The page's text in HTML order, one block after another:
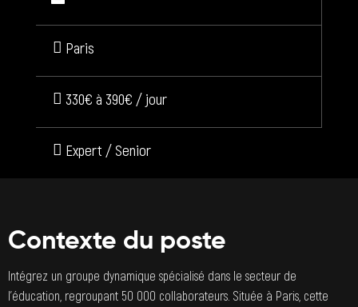
Paris
330€ à 390€ / jour
Expert / Senior
Contexte du poste
Intégrez un groupe dynamique spécialisé dans le secteur de
l’éducation, regroupant 50 000 collaborateurs. Située à Paris, cette